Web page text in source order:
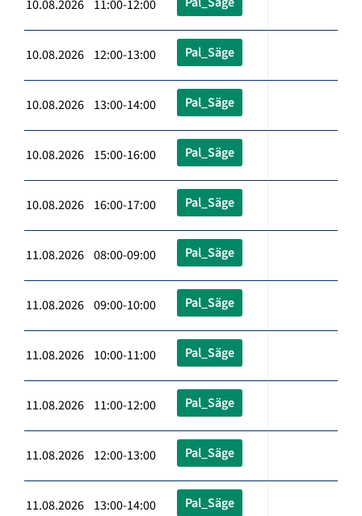
10.08.2026 11:00-12:00
10.08.2026 12:00-13:00 Pal_Säge
10.08.2026 13:00-14:00 Pal_Säge
10.08.2026 15:00-16:00 Pal_Säge
10.08.2026 16:00-17:00 Pal_Säge
11.08.2026 08:00-09:00 Pal_Säge
11.08.2026 09:00-10:00 Pal_Säge
11.08.2026 10:00-11:00 Pal_Säge
11.08.2026 11:00-12:00 Pal_Säge
11.08.2026 12:00-13:00 Pal_Säge
11.08.2026 13:00-14:00 Pal_Säge